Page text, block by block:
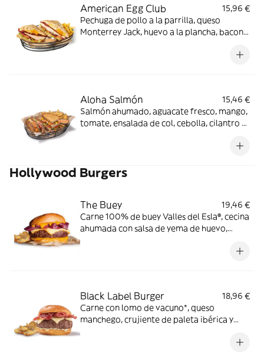
American Egg Club
15,96 €
Pechuga de pollo a la parrilla, queso
Monterrey Jack, huevo a la plancha, bacon
salsa mayo-wey en pan tostado con pipas
Aloha Salmón
15,46 €
Salmón ahumado, aguacate fresco, mango,
tomate, ensalada de col, cebolla, cilantro y
mínimo 24 horas.
Hollywood Burgers
The Buey
19,46 €
Carne 100% de buey Valles del Esla®, cecina
ahumada con salsa de yema de huevo,
Black Label Burger
18,96 €
Carne con lomo de vacuno*, queso
manchego, crujiente de paleta ibérica y